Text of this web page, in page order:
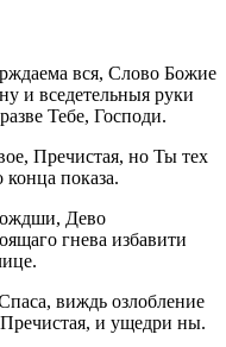
вся, Слово Божие
и вседетельныя руки
Тебе, Господи.
Пречистая, но Ты тех
показа.
Дево
гнева избавити
виждь озлобление
и ущедри ны.